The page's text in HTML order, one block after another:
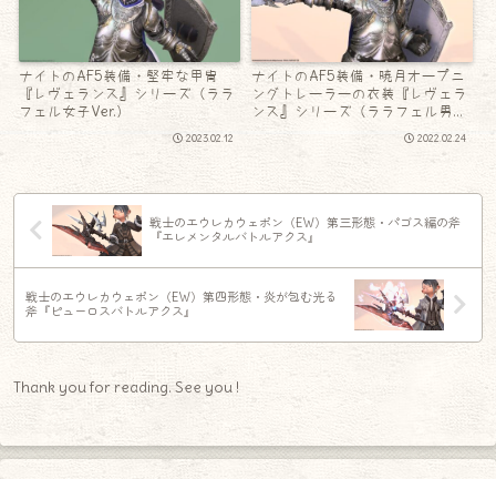
ナイトのAF5装備・堅牢な甲冑
『レヴェランス』シリーズ（ララ
フェル女子Ver.）
2023.02.12
ナイトのAF5装備・暁月オープニ
ングトレーラーの衣装『レヴェラ
ンス』シリーズ（ララフェル男子
Ver.）
2022.02.24
戦士のエウレカウェポン（EW）第三形態・パゴス編の斧
『エレメンタルバトルアクス』
戦士のエウレカウェポン（EW）第四形態・炎が包む光る
斧『ピューロスバトルアクス』
Thank you for reading. See you !